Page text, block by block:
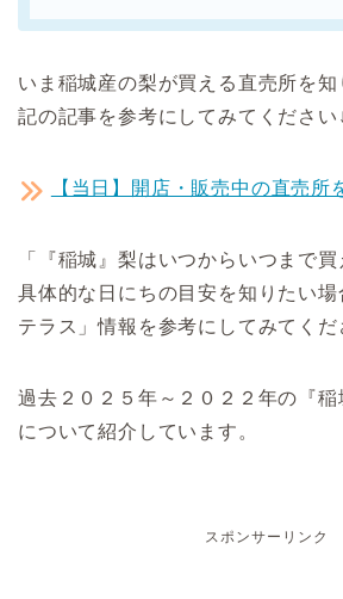
いま稲城産の梨が買える直売所を
記の記事を参考にしてみてください
【当日】開店・販売中の直売所
「『稲城』梨はいつからいつまで買
具体的な日にちの目安を知りたい
テラス」情報を参考にしてみてくだ
過去２０２５年～２０２２年の『稲
について紹介しています。
スポンサーリンク